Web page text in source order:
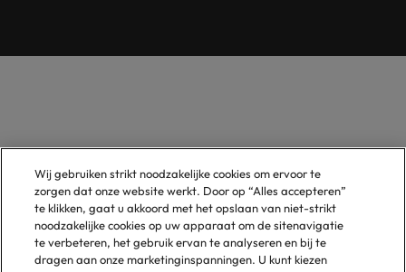
Wij gebruiken strikt noodzakelijke cookies om ervoor te
zorgen dat onze website werkt. Door op “Alles accepteren”
te klikken, gaat u akkoord met het opslaan van niet-strikt
noodzakelijke cookies op uw apparaat om de sitenavigatie
te verbeteren, het gebruik ervan te analyseren en bij te
dragen aan onze marketinginspanningen. U kunt kiezen